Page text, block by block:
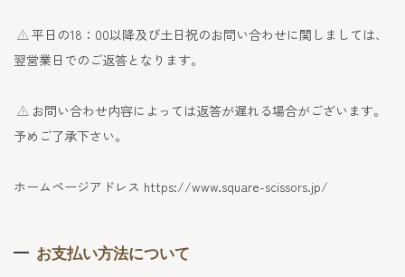
平日の18：00以降及び土日祝のお問い合わせに関しましては、
翌営業日でのご返答となります。
お問い合わせ内容によっては返答が遅れる場合がございます。
予めご了承下さい。
ホームページアドレス https://www.square-scissors.jp/
お支払い方法について